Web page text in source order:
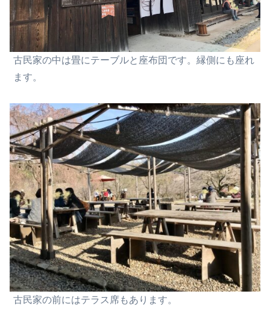
古民家の中は畳にテーブルと座布団です。縁側にも座れ
ます。
古民家の前にはテラス席もあります。